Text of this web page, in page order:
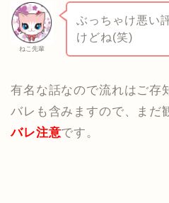
ねこ先輩
ぶっちゃけ悪い
けどね(笑)
有名な話なので流れはご存
バレも含みますので、まだ
バレ注意です。